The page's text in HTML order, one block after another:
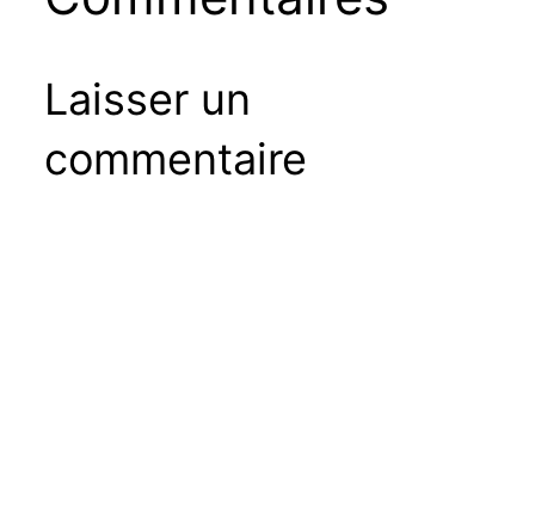
Laisser un
commentaire